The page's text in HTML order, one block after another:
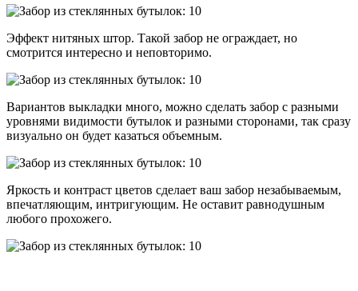
Эффект нитяных штор. Такой забор не ограждает, но
смотрится интересно и неповторимо.
Вариантов выкладки много, можно сделать забор с разными
уровнями видимости бутылок и разными сторонами, так сразу
визуально он будет казаться объемным.
Яркость и контраст цветов сделает ваш забор незабываемым,
впечатляющим, интригующим. Не оставит равнодушным
любого прохожего.